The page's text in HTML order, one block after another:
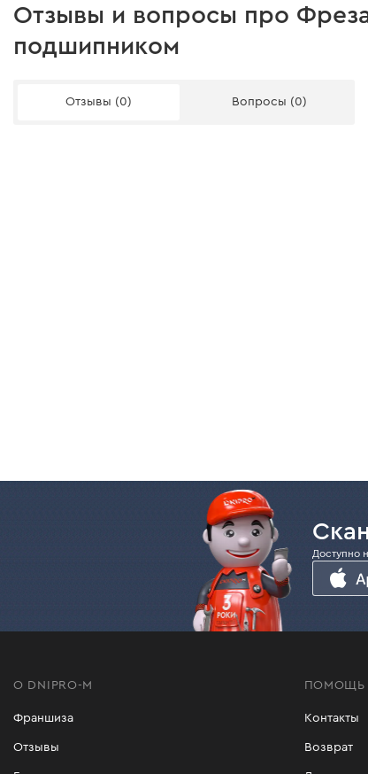
Отзывы и вопросы про Фреза
подшипником
Отзывы (0) Вопросы (0)
Доступно
О DNIPRO-M
Франшиза
Отзывы
ПОМОЩЬ
Контакты
Возврат